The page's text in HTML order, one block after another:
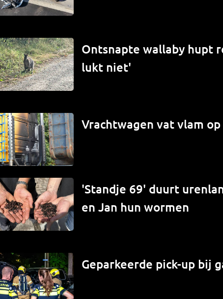
Ontsnapte wallaby hupt
lukt niet'
Vrachtwagen vat vlam
'Standje 69' duurt
en Jan hun wormen
Geparkeerde pick-up bij